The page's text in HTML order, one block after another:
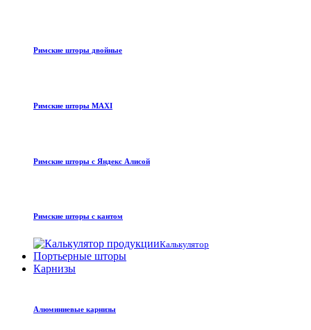
Римские шторы двойные
Римские шторы MAXI
Римские шторы с Яндекс Алисой
Римские шторы с кантом
Калькулятор
Портьерные шторы
Карнизы
Алюминиевые карнизы